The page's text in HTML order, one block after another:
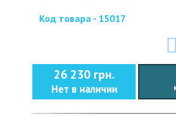
Код товара - 15017
26 230 грн.
Нет в наличии